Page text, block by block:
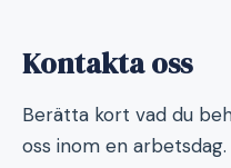
Kontakta oss
Berätta kort vad du
oss inom en